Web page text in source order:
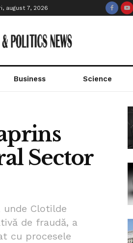
august 7, 2026
Business Science
Sector
unde Clotilde
de fraudă, a
cu procesele